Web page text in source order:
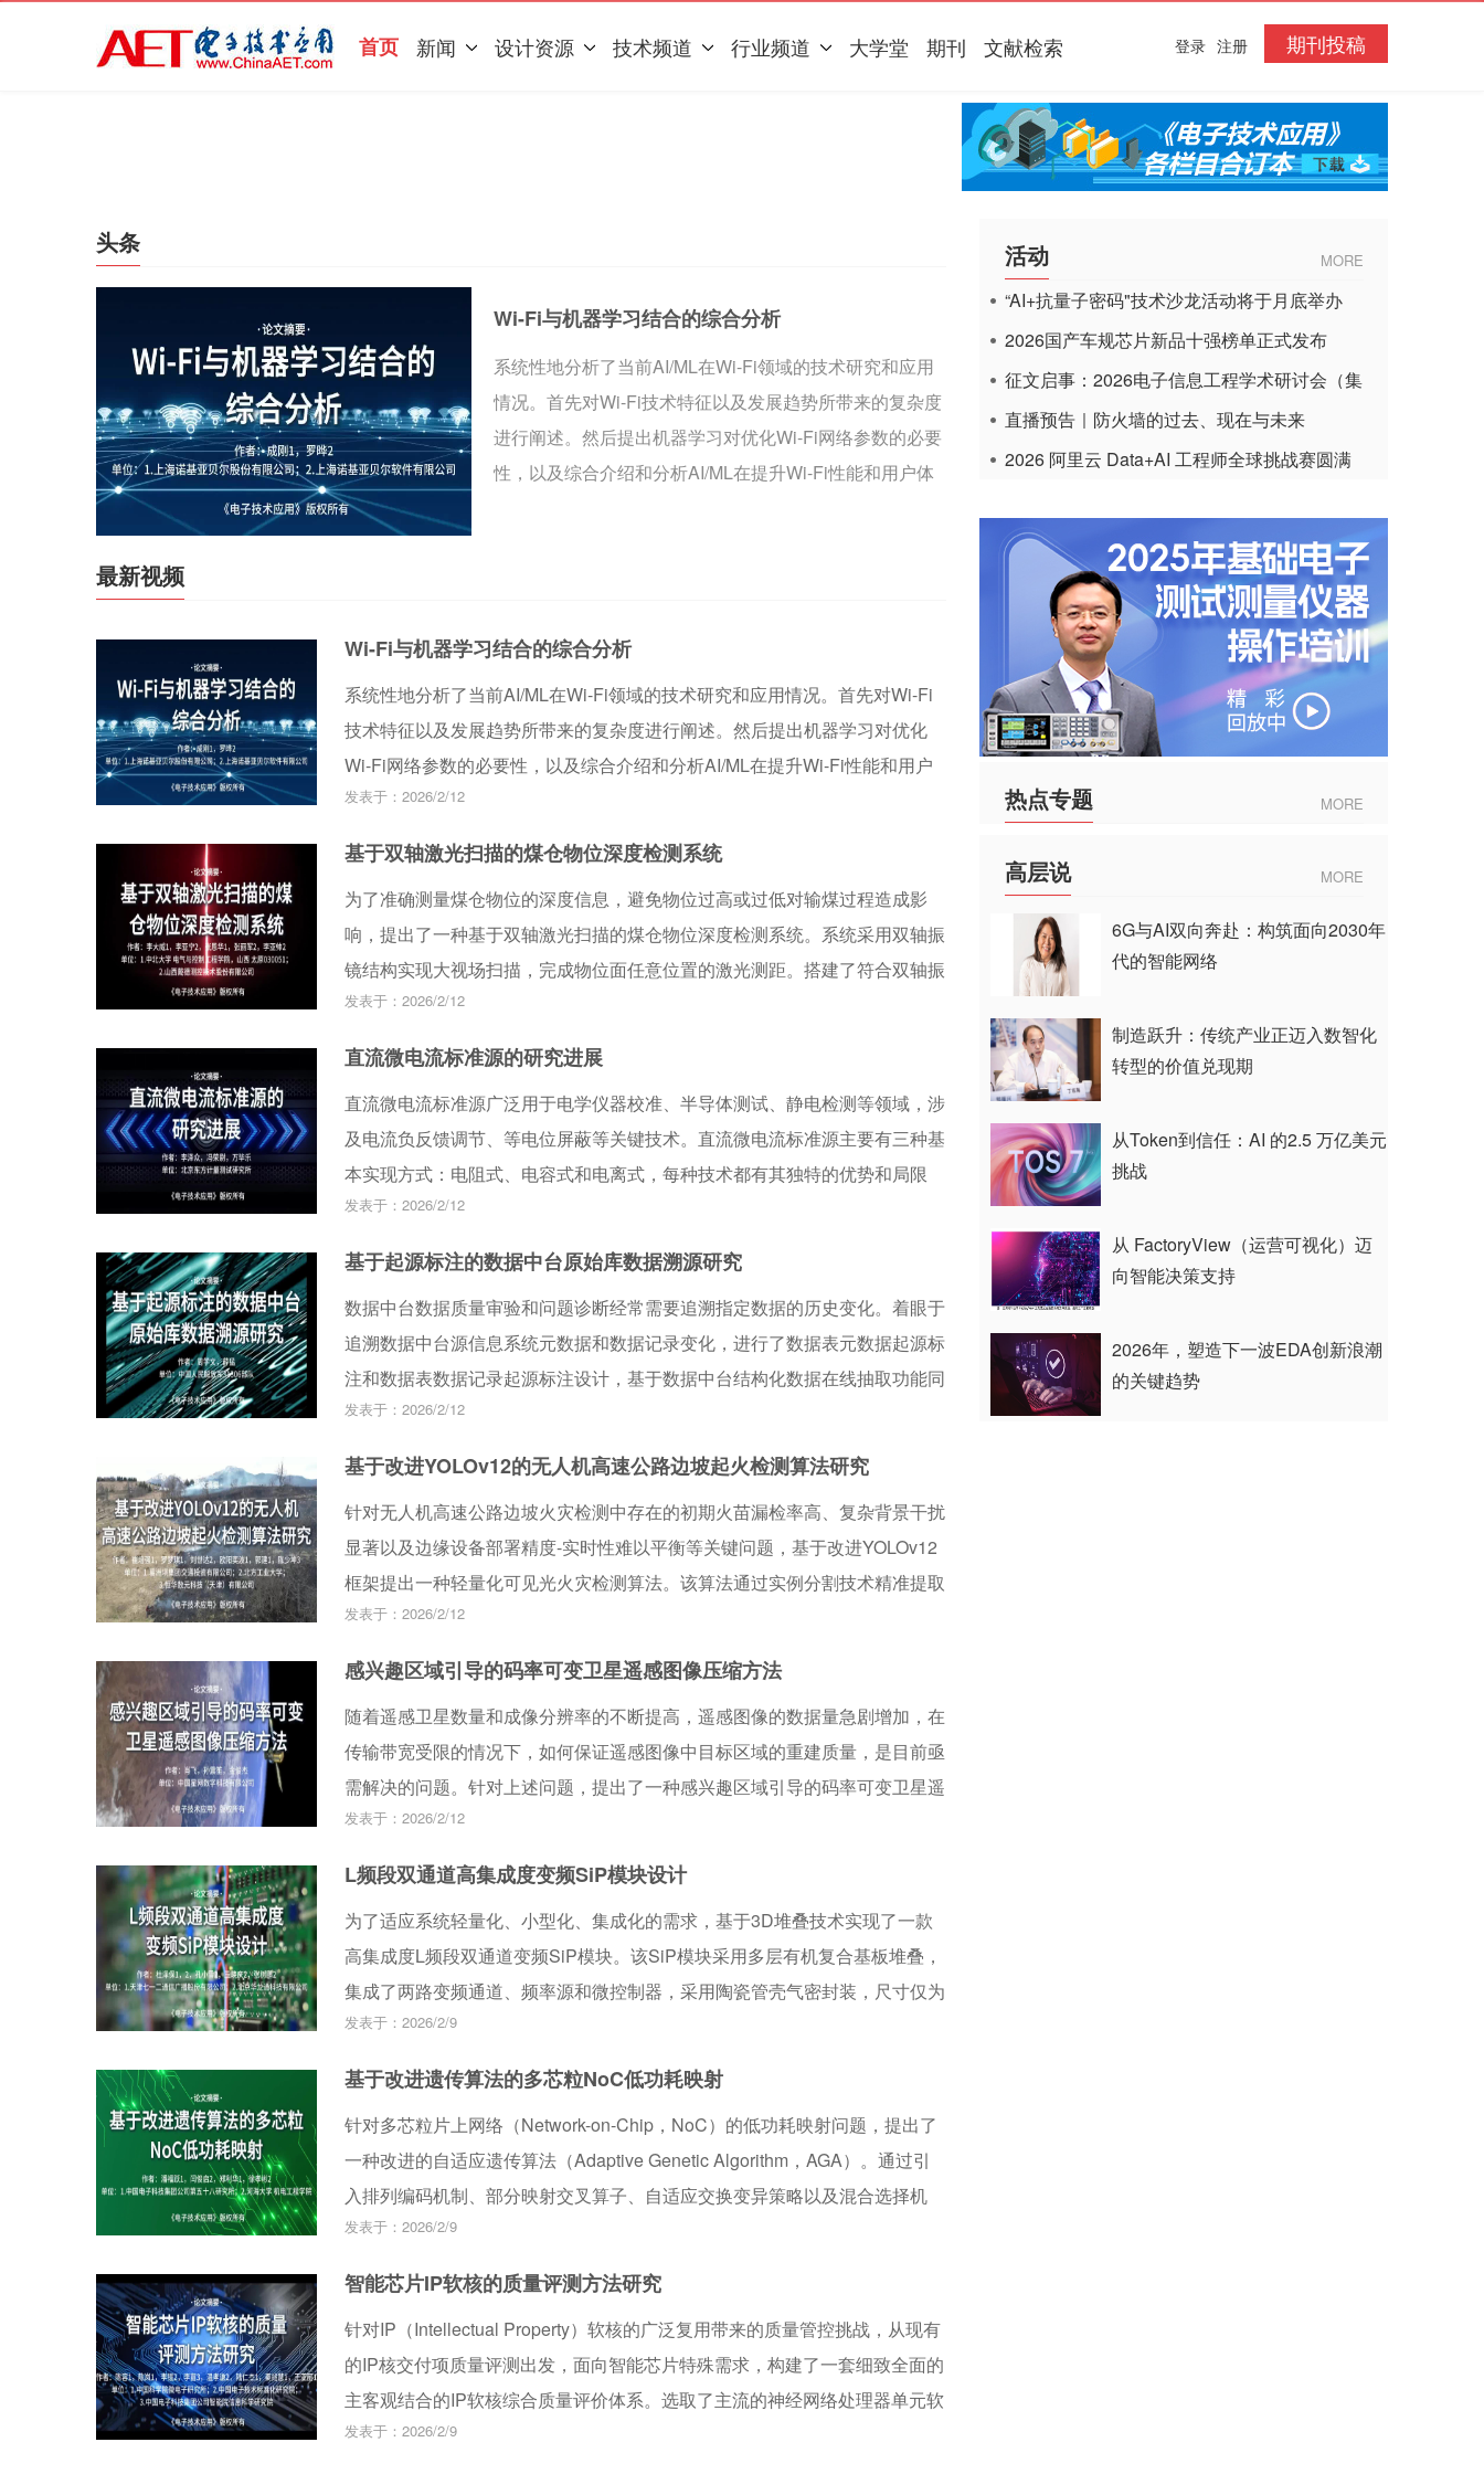
首页 新闻 设计资源 技术频道 行业频道 大学堂 期刊 文献检索 期刊投稿
登录 注册
头条
Wi-Fi与机器学习结合的综合分析
系统性地分析了当前AI/ML在Wi-Fi领域的技术研究和应用
情况。首先对Wi-Fi技术特征以及发展趋势所带来的复杂度
进行阐述。然后提出机器学习对优化Wi-Fi网络参数的必要
性，以及综合介绍和分析AI/ML在提升Wi-Fi性能和用户体
和总结。
最新视频
Wi-Fi与机器学习结合的综合分析
系统性地分析了当前AI/ML在Wi-Fi领域的技术研究和应用情况。首先对Wi-Fi
技术特征以及发展趋势所带来的复杂度进行阐述。然后提出机器学习对优化
Wi-Fi网络参数的必要性，以及综合介绍和分析AI/ML在提升Wi-Fi性能和用户
体验的研究及可行性，并对IEEE 802.11 AI/ML兴趣组四个具体的AI/ML用例进
应的基本用例分析。最后对Wi-Fi与AI/ML结合的技术挑战和行业发展做了归纳
和总结。
发表于：2026/2/12
基于双轴激光扫描的煤仓物位深度检测系统
为了准确测量煤仓物位的深度信息，避免物位过高或过低对输煤过程造成影
响，提出了一种基于双轴激光扫描的煤仓物位深度检测系统。系统采用双轴振
镜结构实现大视场扫描，完成物位面任意位置的激光测距。搭建了符合双轴振
镜与激光测距的同步光路结构，设计了调焦模块用于光束整形。在动态调焦测
合聚焦照射待测物面的设计要求。物面深度实验中，分别测试了距离为2 m和
5 m的物面高度，测试偏转角介于0&#176;~20&#176;之间。实验结果显示，
两个测试条件下，最大误差为23 mm，物位上下限的测试结果的误差均小于
0.5%以内。该双轴激光扫描系统精度高、视场大，且具备在线实时测试的能
力，在煤仓物位检测领域具有较高的实用价值。
发表于：2026/2/12
直流微电流标准源的研究进展
直流微电流标准源广泛用于电学仪器校准、半导体测试、静电检测等领域，涉
及电流负反馈调节、等电位屏蔽等关键技术。直流微电流标准源主要有三种基
本实现方式：电阻式、电容式和电离式，每种技术都有其独特的优势和局限
性。对近年来国内外直流微电流标准源研究现状进行了综述，对国内外直流微
先进水平存在差距。
发表于：2026/2/12
基于起源标注的数据中台原始库数据溯源研究
数据中台数据质量审验和问题诊断经常需要追溯指定数据的历史变化。着眼于
追溯数据中台源信息系统元数据和数据记录变化，进行了数据表元数据起源标
注和数据表数据记录起源标注设计，基于数据中台结构化数据在线抽取功能同
步生成相应的数据起源标注，并针对数据表元数据版本变化历史追溯、数据表
给出了具体解决方案。本方案在某部数据中台系统中进行了具体实现，为数据
中台数据生命周期溯源提供了重要支撑。
发表于：2026/2/12
基于改进YOLOv12的无人机高速公路边坡起火检测算法研究
针对无人机高速公路边坡火灾检测中存在的初期火苗漏检率高、复杂背景干扰
显著以及边缘设备部署精度-实时性难以平衡等关键问题，基于改进YOLOv12
框架提出一种轻量化可见光火灾检测算法。该算法通过实例分割技术精准提取
边坡与道路区域以消除背景干扰，设计包含高分辨率P2层与多路径下采样机
共享卷积的轻量检测头（LSCD）实现模型复杂度压缩。实验结果表明，在融
合无人机巡检数据集上，所提模型以仅1.8M参数量达到92.5% mAP检测精
度，较基准模型YOLOv12n参数量降低28.3%，为无人机端实时高精度火灾预
警提供了高效解决方案。
发表于：2026/2/12
感兴趣区域引导的码率可变卫星遥感图像压缩方法
随着遥感卫星数量和成像分辨率的不断提高，遥感图像的数据量急剧增加，在
传输带宽受限的情况下，如何保证遥感图像中目标区域的重建质量，是目前亟
需解决的问题。针对上述问题，提出了一种感兴趣区域引导的码率可变卫星遥
感图像压缩方法。首先，构建了基于感兴趣区域引导的重要性图模块，在压缩
区域的码率分配。其次，设计码率可变压缩策略，在遥感图像压缩过程中实现
灵活的码率控制。实验结果表明，本文方法在主观和客观指标上均优于传统方
法，并且在低码率条件下也能达到与现有图像压缩方法相当的性能。
发表于：2026/2/12
L频段双通道高集成度变频SiP模块设计
为了适应系统轻量化、小型化、集成化的需求，基于3D堆叠技术实现了一款
高集成度L频段双通道变频SiP模块。该SiP模块采用多层有机复合基板堆叠，
集成了两路变频通道、频率源和微控制器，采用陶瓷管壳气密封装，尺寸仅为
21 mm&#215;16 mm&#215;4.3 mm。测试结果表明，该模块具有43.5 dB的典
度大于50 dB，满足系统使用要求。
发表于：2026/2/9
基于改进遗传算法的多芯粒NoC低功耗映射
针对多芯粒片上网络（Network-on-Chip，NoC）的低功耗映射问题，提出了
一种改进的自适应遗传算法（Adaptive Genetic Algorithm，AGA）。通过引
入排列编码机制、部分映射交叉算子、自适应交换变异策略以及混合选择机
制，有效解决了传统遗传算法在NoC映射中存在的约束冲突、局部最优和解空
比了AGA、蚁群优化算法（Ant Colony Optimization，ACO）和灰狼优化算法
（Grey Wolf Optimizer，GWO）的性能。结果表明，AGA在通信能耗优化方
面显著优于其他算法，相较于GWO和ACO分别降低了32.0%和26.2%的总功
耗，同时展现出更好的全局搜索能力和收敛稳定性。该研究为NoC的低功耗设
计提供了高效的优化方法。
发表于：2026/2/9
智能芯片IP软核的质量评测方法研究
针对IP（Intellectual Property）软核的广泛复用带来的质量管控挑战，从现有
的IP核交付项质量评测出发，面向智能芯片特殊需求，构建了一套细致全面的
主客观结合的IP软核综合质量评价体系。选取了主流的神经网络处理器单元软
核对所提出的评价策略进行实证分析与验证，结果表明该评价体系能有效识别
发表于：2026/2/9
活动 MORE
“AI+抗量子密码"技术沙龙活动将于月底举办
2026国产车规芯片新品十强榜单正式发布
征文启事：2026电子信息工程学术研讨会（集
成电路应用杂志）
直播预告｜防火墙的过去、现在与未来
2026 阿里云 Data+AI 工程师全球挑战赛圆满
热点专题 MORE
高层说 MORE
6G与AI双向奔赴：构筑面向2030年
代的智能网络
制造跃升：传统产业正迈入数智化
转型的价值兑现期
从Token到信任：AI 的2.5 万亿美元
挑战
从 FactoryView（运营可视化）迈
向智能决策支持
2026年，塑造下一波EDA创新浪潮
的关键趋势